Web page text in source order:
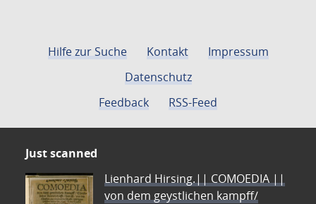
Hilfe zur Suche Kontakt
Impressum
Datenschutz
Feedback
RSS-Feed
Just scanned
Lienhard Hirsing.|| COMOEDIA ||
von dem geystlichen kampff/